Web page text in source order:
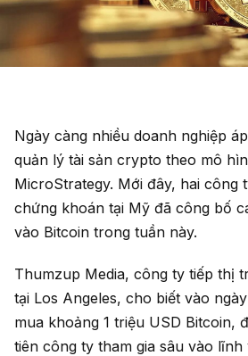
Ngày càng nhiều doanh nghiệp
quản lý tài sản crypto theo mô
MicroStrategy. Mới đây, hai công
chứng khoán tại Mỹ đã công bố
vào Bitcoin trong tuần này.
Thumzup Media, công ty tiếp thị
tại Los Angeles, cho biết vào
mua khoảng 1 triệu USD Bitcoin,
tiên công ty tham gia sâu vào